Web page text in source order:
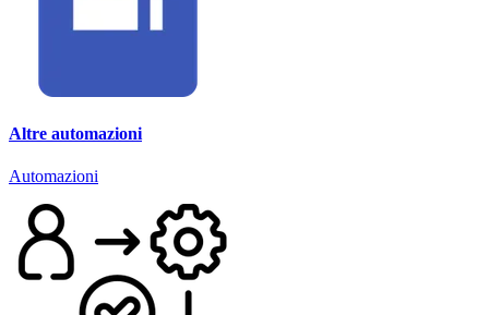
Altre automazioni
Automazioni